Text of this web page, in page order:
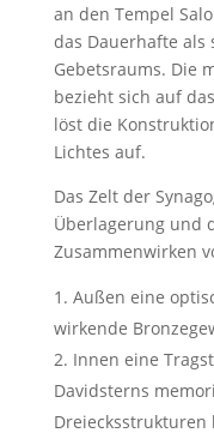
an den Tempel
das Dauerhafte als
Gebetsraums. Die
bezieht sich auf
löst die
Lichtes auf.
Das Zelt der
Überlagerung und
Zusammenwirken
Außen eine
wirkende
Innen eine
Davidsterns
Dreiecksstrukturen